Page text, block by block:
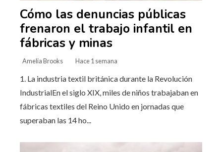
Cómo las denuncias públicas
frenaron el trabajo infantil en
fábricas y minas
Amelia Brooks Hace 1 semana
1. La industria textil británica durante la Revolución
IndustrialEn el siglo XIX, miles de niños trabajaban en
fábricas textiles del Reino Unido en jornadas que
superaban las 14 ho...